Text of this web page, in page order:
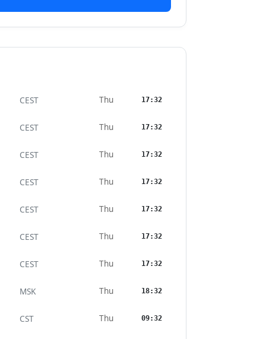
CEST Thu 17:32
CEST Thu 17:32
CEST Thu 17:32
CEST Thu 17:32
CEST Thu 17:32
CEST Thu 17:32
CEST Thu 17:32
MSK Thu 18:32
CST Thu 09:32